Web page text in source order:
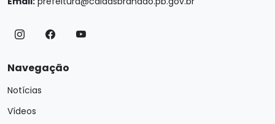
Navegação
Notícias
Vídeos